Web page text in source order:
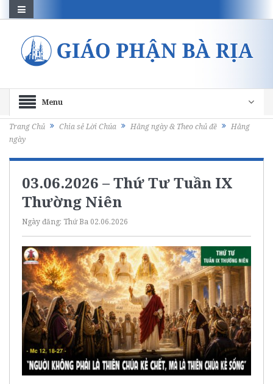
Menu
Trang Chủ Chia sẻ Lời Chúa Hằng ngày & Theo chủ đề
Hằng
ngày
03.06.2026 – Thứ Tư Tuần IX
Thường Niên
Ngày đăng: Thứ Ba 02.06.2026